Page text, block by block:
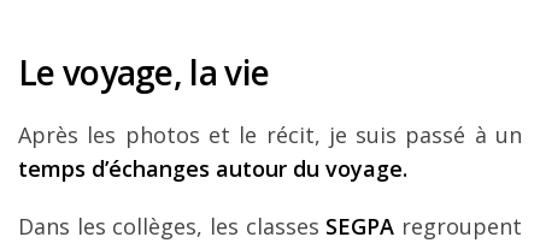
Le voyage, la vie
Après les photos et le récit, je suis passé à un
temps d’échanges autour du voyage.
Dans les collèges, les classes SEGPA regroupent